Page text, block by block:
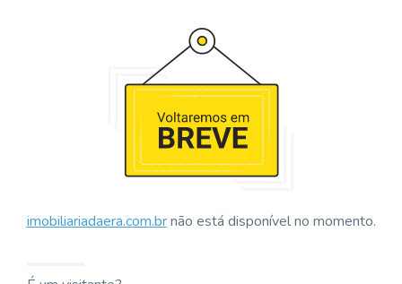
imobiliariadaera.com.brnão está disponível no momento.